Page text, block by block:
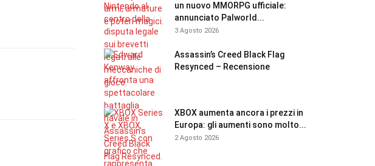
un nuovo MMORPG ufficiale:
annunciato Palworld...
3 Agosto 2026
Assassin’s Creed Black Flag
Resynced – Recensione
XBOX aumenta ancora i prezzi in
Europa: gli aumenti sono molto...
2 Agosto 2026